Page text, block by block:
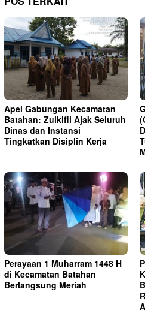
Apel Gabungan Kecamatan
Batahan: Zulkifli Ajak Seluruh
Dinas dan Instansi
Tingkatkan Disiplin Kerja
Perayaan 1 Muharram 1448 H
di Kecamatan Batahan
Berlangsung Meriah